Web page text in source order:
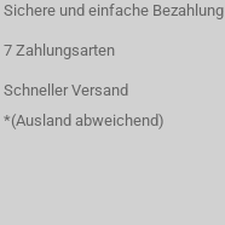
Sichere und einfache Bezahlung
7 Zahlungsarten
Schneller Versand
*(Ausland abweichend)